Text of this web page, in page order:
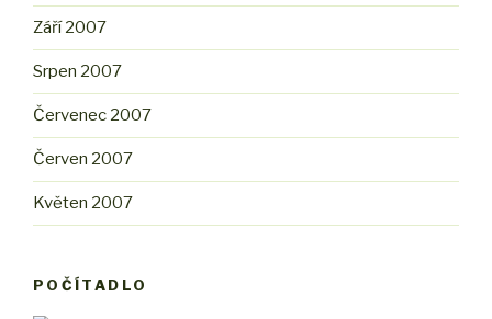
Září 2007
Srpen 2007
Červenec 2007
Červen 2007
Květen 2007
POČÍTADLO